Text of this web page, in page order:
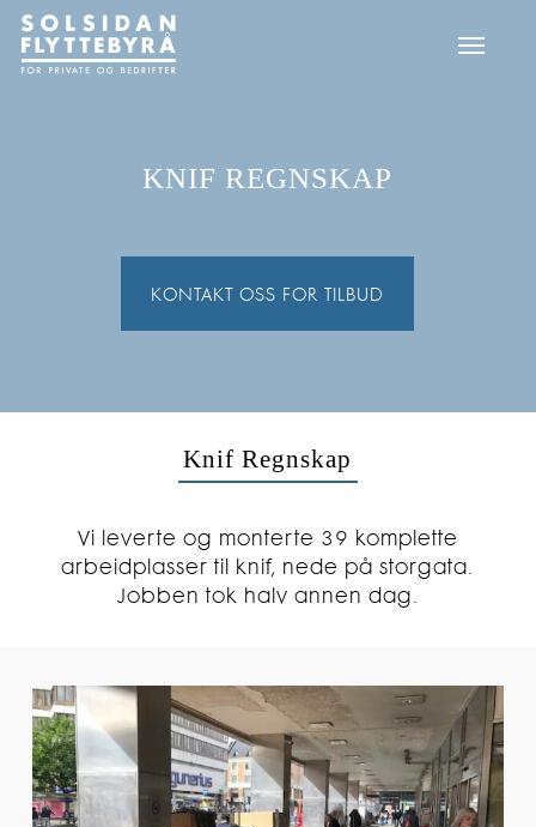
Skip
main
Menu
KNIF REGNSKAP
KONTAKT OSS FOR TILBUD
Knif Regnskap
Vi leverte og monterte 39 komplette
arbeidplasser til knif, nede på storgata.
Jobben tok halv annen dag.